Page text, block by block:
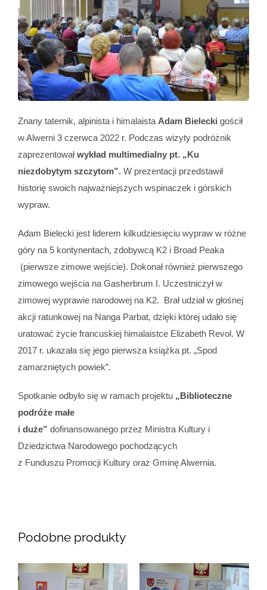
Znany taternik, alpinista i himalaistaAdam Bielecki gościł
w Alwerni 3 czerwca 2022 r. Podczas wizyty podróżnik
zaprezentowałwykład multimedialny pt. „Ku
niezdobytym szczytom”.W prezentacji przedstawił
historię swoich najważniejszych wspinaczek i górskich
wypraw.
Adam Bielecki jest liderem kilkudziesięciu wypraw w różne
góry na 5 kontynentach, zdobywcą K2 i Broad Peaka
(pierwsze zimowe wejście). Dokonał również pierwszego
zimowego wejścia na Gasherbrum I. Uczestniczył w
zimowej wyprawie narodowej na K2. Brał udział w głośnej
akcji ratunkowej na Nanga Parbat, dzięki której udało się
uratować życie francuskiej himalaistce Elizabeth Revol. W
2017 r. ukazała się jego pierwsza książka pt. „Spod
zamarzniętych powiek”.
Spotkanie odbyło się w ramach projektu „Biblioteczne
podróże małe
i duże” dofinansowanego przez Ministra Kultury i
Dziedzictwa Narodowego pochodzących
z Funduszu Promocji Kultury oraz Gminę Alwernia.
Podobne produkty